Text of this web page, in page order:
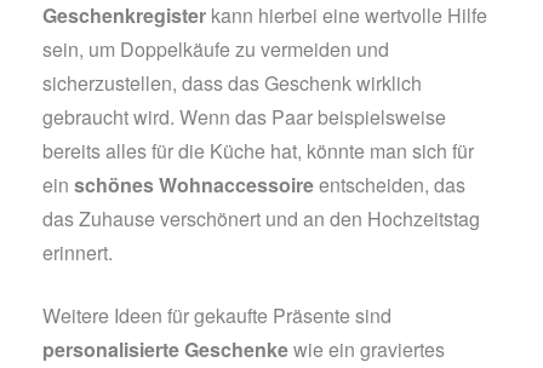
Geschenkregister kann hierbei eine wertvolle Hilfe
sein, um Doppelkäufe zu vermeiden und
sicherzustellen, dass das Geschenk wirklich
gebraucht wird. Wenn das Paar beispielsweise
bereits alles für die Küche hat, könnte man sich für
ein schönes Wohnaccessoireentscheiden, das
das Zuhause verschönert und an den Hochzeitstag
erinnert.
Weitere Ideen für gekaufte Präsente sind
personalisierte Geschenkewie ein graviertes